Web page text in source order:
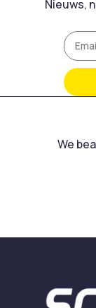
Nieuws,
We